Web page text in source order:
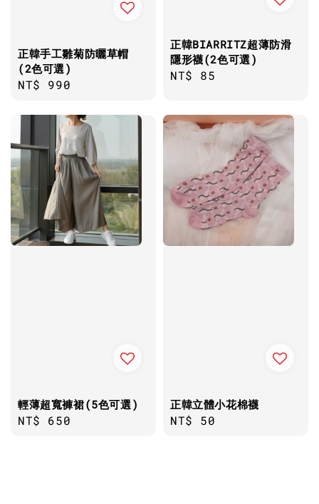
正韓手工雛菊防曬草帽
(2色可選)
Regular
NT$ 990
正韓BIARRITZ超薄防滑
隱形襪(2色可選)
Regular
NT$ 85
輕薄超寬褲裙(5色可選)
Regular
NT$ 650
正韓立體小花棉襪
Regular
NT$ 50